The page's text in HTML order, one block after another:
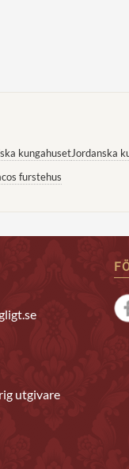
kungahusetJordanska
furstehus
utgivare